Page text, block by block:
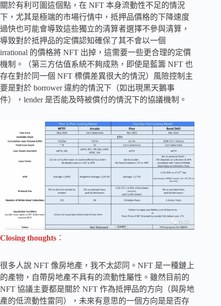
關於有利可圖這個點，在 NFT 本身流動性不足的情況
下，尤其是極端的市場行情中，抵押品價格的下降速度
過快也可能會導致這些獨立的清算者選擇不參與清算，
導致對於抵押品的定價認知確保了其不會以一個
irrational 的價格將 NFT 出掉，這需要一些更合理的定價
機制。（第三方估值系統不夠成熟，即使是藍籌 NFT 也
存在對於同一個 NFT 標價差異很大的情況）風險控制主
要是對於 borrower 違約的情況下（如出現黑天鵝事
件），lender 是否能及時被償付的情況下的協議機制。
Closing thoughts ：
很多人說 NFT 像房地產，我不太認同。NFT 是一種鏈上
的產物，自帶房地產不具有的流動性屬性。雖然目前的
NFT 協議主要都是關於 NFT 作為抵押品的方向（與房地
產的低流動性雷同），未來有意思的一個方向是是否存